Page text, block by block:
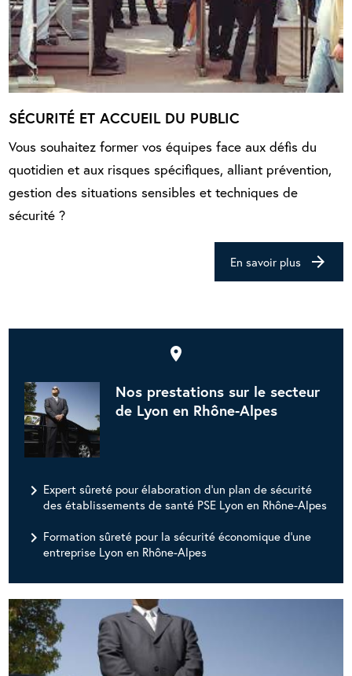
SÉCURITÉ ET ACCUEIL DU PUBLIC
Vous souhaitez former vos équipes face aux défis du
quotidien et aux risques spécifiques, alliant prévention,
gestion des situations sensibles et techniques de
sécurité ?
En savoir plus arrow_forward
place
Nos prestations sur le secteur
de Lyon en Rhône-Alpes
navigate_next Expert sûreté pour élaboration d'un plan de sécurité
des établissements de santé PSE Lyon en Rhône-Alpes
navigate_next Formation sûreté pour la sécurité économique d'une
entreprise Lyon en Rhône-Alpes